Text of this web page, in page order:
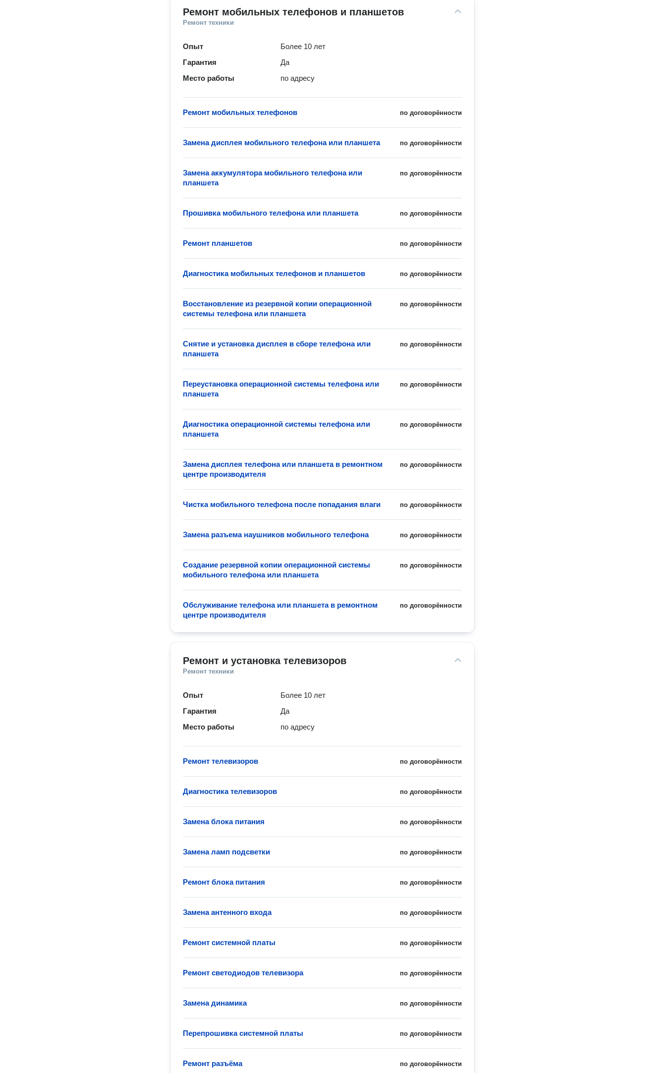
Ремонт мобильных телефонов и планшетов
Ремонт техники
Опыт
Более 10 лет
Гарантия
Да
Место работы
по адресу
по договорённости
Ремонт мобильных телефонов
по договорённости
Замена дисплея мобильного телефона или планшета
по договорённости
Замена аккумулятора мобильного телефона или
планшета
по договорённости
Прошивка мобильного телефона или планшета
по договорённости
Ремонт планшетов
по договорённости
Диагностика мобильных телефонов и планшетов
по договорённости
Восстановление из резервной копии операционной
системы телефона или планшета
по договорённости
Снятие и установка дисплея в сборе телефона или
планшета
по договорённости
Переустановка операционной системы телефона или
планшета
по договорённости
Диагностика операционной системы телефона или
планшета
по договорённости
Замена дисплея телефона или планшета в ремонтном
центре производителя
по договорённости
Чистка мобильного телефона после попадания влаги
по договорённости
Замена разъема наушников мобильного телефона
по договорённости
Создание резервной копии операционной системы
мобильного телефона или планшета
по договорённости
Обслуживание телефона или планшета в ремонтном
центре производителя
Ремонт и установка телевизоров
Ремонт техники
Опыт
Более 10 лет
Гарантия
Да
Место работы
по адресу
по договорённости
Ремонт телевизоров
по договорённости
Диагностика телевизоров
по договорённости
Замена блока питания
по договорённости
Замена ламп подсветки
по договорённости
Ремонт блока питания
по договорённости
Замена антенного входа
по договорённости
Ремонт системной платы
по договорённости
Ремонт светодиодов телевизора
по договорённости
Замена динамика
по договорённости
Перепрошивка системной платы
по договорённости
Ремонт разъёма